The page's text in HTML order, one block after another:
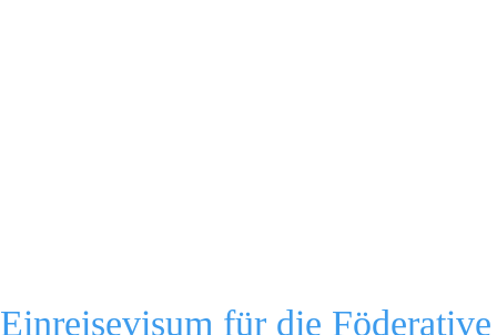
Einreisevisum für die Föderative